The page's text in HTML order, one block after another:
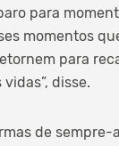
para
momentos
para
disse.
de sempre-